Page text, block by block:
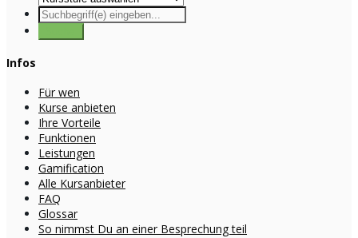
Infos
Für wen
Kurse anbieten
Ihre Vorteile
Funktionen
Leistungen
Gamification
Alle Kursanbieter
FAQ
Glossar
So nimmst Du an einer Besprechung teil